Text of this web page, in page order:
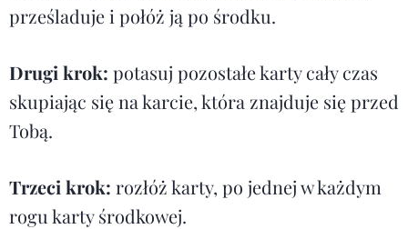
prześladuje i połóż ją po środku.
Drugi krok: potasuj pozostałe karty cały czas
skupiając się na karcie, która znajduje się przed
Tobą.
Trzeci krok: rozłóż karty, po jednej w każdym
rogu karty środkowej.